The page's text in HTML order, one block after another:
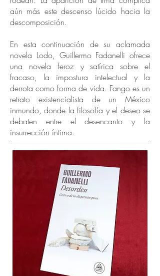
aún más este descenso lúcido hacia la
descomposición.
En esta continuación de su aclamada
novela Lodo, Guillermo Fadanelli ofrece
una novela feroz y satírica sobre el
fracaso, la impostura intelectual y la
derrota como forma de vida. Fango es un
retrato existencialista de un México
inmundo, donde la filosofía y el deseo se
debaten entre el desencanto y la
insurrección íntima.